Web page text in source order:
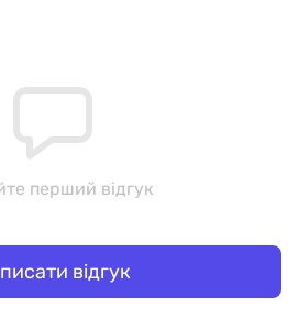
перший відгук
відгук